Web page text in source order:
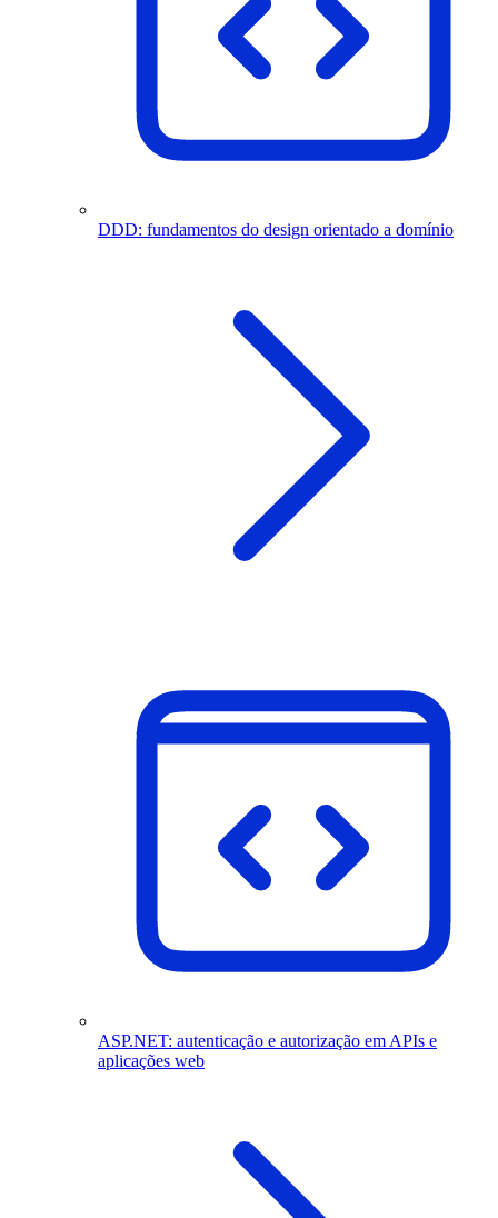
DDD: fundamentos do design orientado a domínio
ASP.NET: autenticação e autorização em APIs e
aplicações web